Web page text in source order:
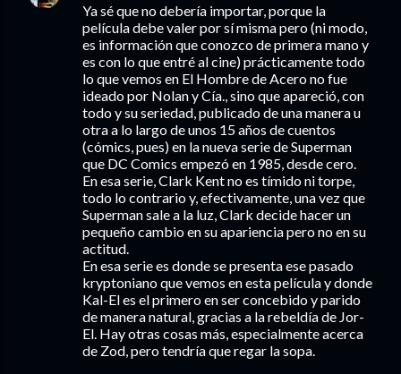
Ya sé que no debería importar, porque la
película debe valer por sí misma pero (ni modo,
es información que conozco de primera mano y
es con lo que entré al cine) prácticamente todo
lo que vemos en El Hombre de Acero no fue
ideado por Nolan y Cía., sino que apareció, con
todo y su seriedad, publicado de una manera u
otra a lo largo de unos 15 años de cuentos
(cómics, pues) en la nueva serie de Superman
que DC Comics empezó en 1985, desde cero.
En esa serie, Clark Kent no es tímido ni torpe,
todo lo contrario y, efectivamente, una vez que
Superman sale a la luz, Clark decide hacer un
pequeño cambio en su apariencia pero no en su
actitud.
En esa serie es donde se presenta ese pasado
kryptoniano que vemos en esta película y donde
Kal-El es el primero en ser concebido y parido
de manera natural, gracias a la rebeldía de Jor-
El. Hay otras cosas más, especialmente acerca
de Zod, pero tendría que regar la sopa.